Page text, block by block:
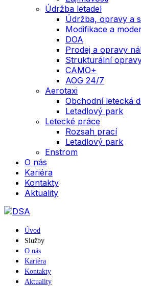
Údržba letadel
Údržba, opravy a
Modifikace a
DOA
Prodej a opravy
Strukturální
CAMO+
AOG 24/7
Aerotaxi
Obchodní letecká
Letadlový park
Letecké práce
Rozsah prací
Letadlový park
Enstrom
O nás
Kariéra
Kontakty
Aktuality
Úvod
Služby
O nás
Kariéra
Kontakty
Aktuality